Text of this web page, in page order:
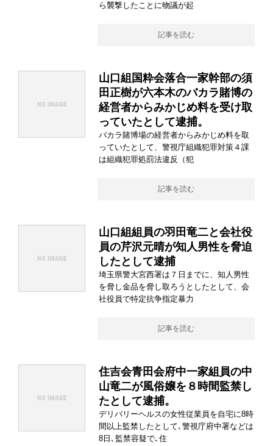
ら襲撃したことに物議が起
記事を読む
山口組国粋会落合一家幹部の須
田正樹が六本木のバカラ賭博の
経営者からみかじめ料を受け取
っていたとして逮捕。
バカラ賭博場の経営者からみかじめ料を取
っていたとして、警視庁組織犯罪対策４課
は組織犯罪処罰法違反（犯
記事を読む
山口組組員の羽田竜二と会社役
員の芹沢元晴が知人男性を脅迫
したとして逮捕
埼玉県警大宮西署は７日までに、知人男性
を脅し金品を脅し取ろうとしたとして、会
社役員で特定抗争指定暴力
記事を読む
住吉会青田会府中一家組員の中
山竜二が風俗嬢を８時間監禁し
たとして逮捕。
デリバリーヘルスの女性従業員を自宅に8時
間以上監禁したとして､警視庁府中署などは
8日､監禁容疑で､住